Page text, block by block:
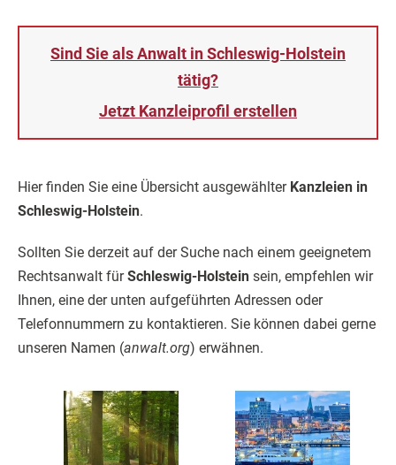
Sind Sie als Anwalt in Schleswig-Holstein
tätig?
Jetzt Kanzleiprofil erstellen
Hier finden Sie eine Übersicht ausgewählter Kanzleien in
Schleswig-Holstein.
Sollten Sie derzeit auf der Suche nach einem geeignetem
Rechtsanwalt fürSchleswig-Holstein sein, empfehlen wir
Ihnen, eine der unten aufgeführten Adressen oder
Telefonnummern zu kontaktieren. Sie können dabei gerne
unseren Namen (anwalt.org) erwähnen.